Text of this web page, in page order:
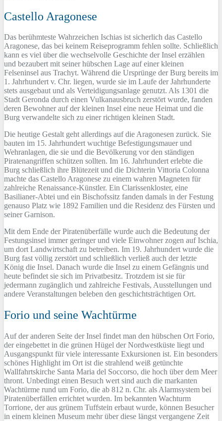
Castello Aragonese
Das berühmteste Wahrzeichen Ischias ist sicherlich das Castello
Aragonese, das bei keinem Reiseprogramm fehlen sollte. Schließlich
kann es viel über die wechselvolle Geschichte der Insel erzählen
und bezaubert mit seiner hübschen Lage auf einer kleinen
Felseninsel aus Trachyt. Während die Ursprünge der Burg bereits im
1. Jahrhundert v. Chr. liegen, wurde sie im Laufe der Jahrhunderte
stets ausgebaut und als Verteidigungsanlage genutzt. Als 1301 die
Stadt Geronda durch einen Vulkanausbruch zerstört wurde, fanden
deren Bewohner auf der kleinen Insel eine neue Heimat und die
Burg verwandelte sich zu einer richtigen kleinen Stadt.
Die heutige Gestalt geht allerdings auf die Aragonesen zurück. Sie
bauten im 15. Jahrhundert wuchtige Befestigungsmauer und
Wehranlagen, die sie und die Bevölkerung vor den ständigen
Piratenangriffen schützen sollten. Im 16. Jahrhundert erlebte die
Burg schließlich ihre Blütezeit und die Dichterin Vittoria Colonna
machte das Castello Aragonese zu einem wahren Magneten für
zahlreiche Renaissance-Künstler. Ein Clarissenkloster, eine
Basilianer-Abtei und ein Bischofssitz fanden damals in der Festung
genauso Platz wie 1892 Familien und die Residenz des Fürsten und
seiner Garnison.
Mit dem Ende der Piratenüberfälle wurde auch die Bedeutung der
Festungsinsel immer geringer und viele Einwohner zogen auf Ischia,
um dort Landwirtschaft zu betreiben. Im 19. Jahrhundert wurde die
Burg fast völlig zerstört und schließlich verließ auch der letzte
König die Insel. Danach wurde die Insel zu einem Gefängnis und
heute befindet sie sich im Privatbesitz. Trotzdem ist sie für
jedermann zugänglich und zahlreiche Festivals, Ausstellungen und
andere Veranstaltungen beleben den geschichtsträchtigen Ort.
Forio und seine Wachtürme
Auf der anderen Seite der Insel findet man den hübschen Ort Forio,
der eingebettet in die grünen Hügel der Nordwestküste liegt und
Ausgangspunkt für viele interessante Exkursionen ist. Ein besonders
schönes Highlight im Ort ist die strahlend weiß getünchte
Wallfahrtskirche Santa Maria del Soccorso, die hoch über dem Meer
thront. Unbedingt einen Besuch wert sind auch die markanten
Wachtürme rund um Forio, die ab 812 n. Chr. als Alarmsystem bei
Piratenüberfällen errichtet wurden. Im bekannten Wachturm
Torrione, der aus grünem Tuffstein erbaut wurde, können Besucher
in einem kleinen Museum mehr über diese längst vergangene Zeit